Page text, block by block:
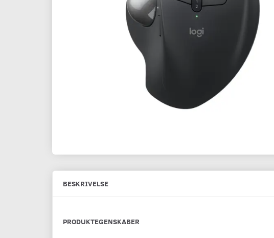
BESKRIVELSE
PRODUKTEGENSKABER